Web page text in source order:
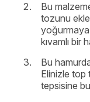
Bu
tozunu
yoğurmaya
kıvamlı bir
Bu
Elinizle top
tepsisine